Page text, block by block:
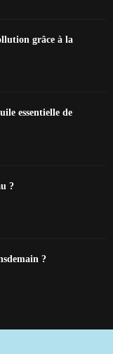
grâce à la
essentielle de
?
?